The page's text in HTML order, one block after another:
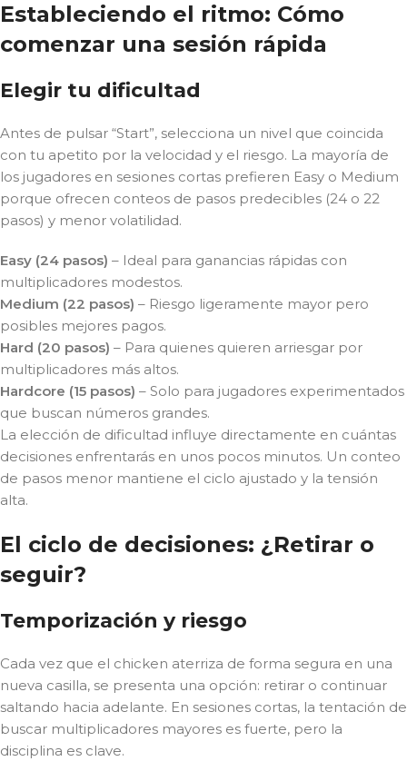
Estableciendo el ritmo: Cómo
comenzar una sesión rápida
Elegir tu dificultad
Antes de pulsar “Start”, selecciona un nivel que coincida
con tu apetito por la velocidad y el riesgo. La mayoría de
los jugadores en sesiones cortas prefieren Easy o Medium
porque ofrecen conteos de pasos predecibles (24 o 22
pasos) y menor volatilidad.
Easy (24 pasos) – Ideal para ganancias rápidas con
multiplicadores modestos.
Medium (22 pasos) – Riesgo ligeramente mayor pero
posibles mejores pagos.
Hard (20 pasos) – Para quienes quieren arriesgar por
multiplicadores más altos.
Hardcore (15 pasos) – Solo para jugadores experimentados
que buscan números grandes.
La elección de dificultad influye directamente en cuántas
decisiones enfrentarás en unos pocos minutos. Un conteo
de pasos menor mantiene el ciclo ajustado y la tensión
alta.
El ciclo de decisiones: ¿Retirar o
seguir?
Temporización y riesgo
Cada vez que el chicken aterriza de forma segura en una
nueva casilla, se presenta una opción: retirar o continuar
saltando hacia adelante. En sesiones cortas, la tentación de
buscar multiplicadores mayores es fuerte, pero la
disciplina es clave.